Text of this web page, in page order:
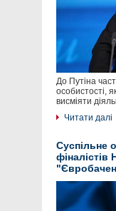
До Путіна
особистості,
висміяти
Читати далі
Суспільне
фіналістів